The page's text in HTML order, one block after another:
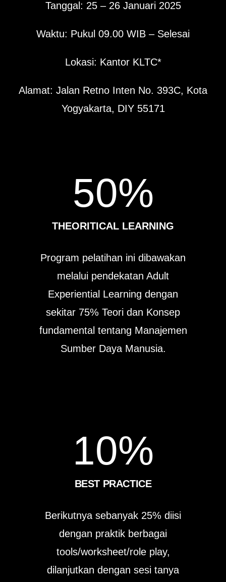
Tanggal: 25 – 26 Januari 2025
Waktu: Pukul 09.00 WIB – Selesai
Lokasi: Kantor KLTC*
Alamat: Jalan Retno Inten No. 393C, Kota
Yogyakarta, DIY 55171
THEORITICAL LEARNING
50%
Program pelatihan ini dibawakan
melalui pendekatan Adult
Experiential Learning dengan
sekitar 75% Teori dan Konsep
fundamental tentang Manajemen
Sumber Daya Manusia.
BEST PRACTICE
10%
Berikutnya sebanyak 25% diisi
dengan praktik berbagai
tools/worksheet/role play,
dilanjutkan dengan sesi tanya